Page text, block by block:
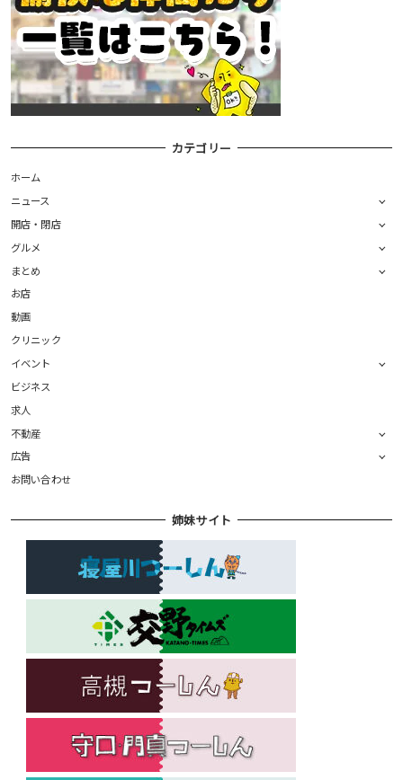
カテゴリー
ホーム
ニュース
開店・閉店
グルメ
まとめ
お店
動画
クリニック
イベント
ビジネス
求人
不動産
広告
お問い合わせ
姉妹サイト